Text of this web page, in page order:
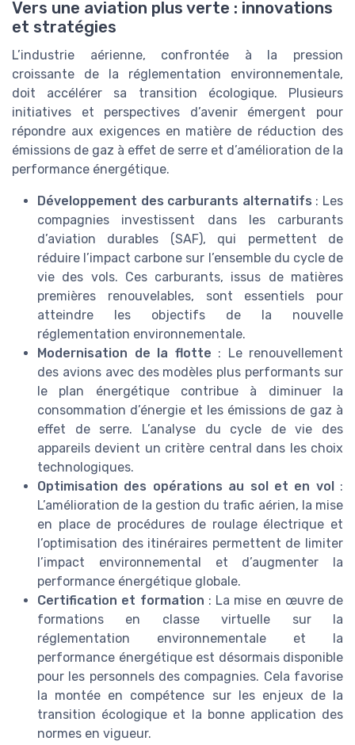
Vers une aviation plus verte : innovations
et stratégies
L’industrie aérienne, confrontée à la pression
croissante de la réglementation environnementale,
doit accélérer sa transition écologique. Plusieurs
initiatives et perspectives d’avenir émergent pour
répondre aux exigences en matière de réduction des
émissions de gaz à effet de serre et d’amélioration de la
performance énergétique.
Développement des carburants alternatifs : Les
compagnies investissent dans les carburants
d’aviation durables (SAF), qui permettent de
réduire l’impact carbone sur l’ensemble du cycle de
vie des vols. Ces carburants, issus de matières
premières renouvelables, sont essentiels pour
atteindre les objectifs de la nouvelle
réglementation environnementale.
Modernisation de la flotte : Le renouvellement
des avions avec des modèles plus performants sur
le plan énergétique contribue à diminuer la
consommation d’énergie et les émissions de gaz à
effet de serre. L’analyse du cycle de vie des
appareils devient un critère central dans les choix
technologiques.
Optimisation des opérations au sol et en vol:
L’amélioration de la gestion du trafic aérien, la mise
en place de procédures de roulage électrique et
l’optimisation des itinéraires permettent de limiter
l’impact environnemental et d’augmenter la
performance énergétique globale.
Certification et formation : La mise en œuvre de
formations en classe virtuelle sur la
réglementation environnementale et la
performance énergétique est désormais disponible
pour les personnels des compagnies. Cela favorise
la montée en compétence sur les enjeux de la
transition écologique et la bonne application des
normes en vigueur.